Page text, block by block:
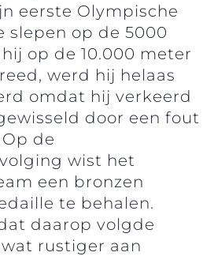
eerste Olympische
slepen op de 5000
op de 10.000 meter
werd hij helaas
omdat hij verkeerd
door een fout
de
wist het
een bronzen
te behalen.
daarop volgde
rustiger aan